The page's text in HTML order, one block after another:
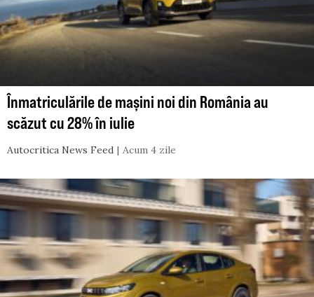
Înmatriculările de mașini noi din România au
scăzut cu 28% în iulie
Autocritica News Feed Acum 4 zile